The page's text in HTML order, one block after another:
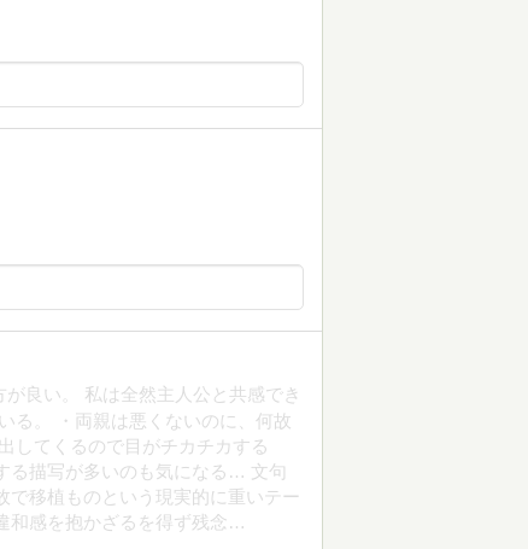
良い。 私は全然主人公と共感でき
る。 ・両親は悪くないのに、何故
してくるので目がチカチカする
る描写が多いのも気になる… 文句
移植ものという現実的に重いテー
和感を抱かざるを得ず残念…